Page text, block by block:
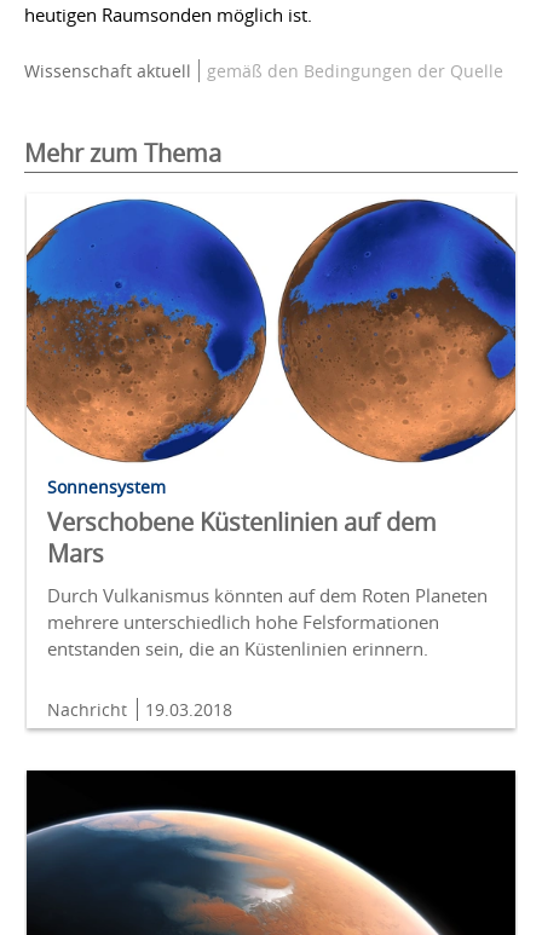
heutigen Raumsonden möglich ist.
Wissenschaft aktuell gemäß den Bedingungen der Quelle
Mehr zum Thema
Sonnensystem
Verschobene Küstenlinien auf dem
Mars
Durch Vulkanismus könnten auf dem Roten Planeten
mehrere unterschiedlich hohe Felsformationen
entstanden sein, die an Küstenlinien erinnern.
Nachricht 19.03.2018